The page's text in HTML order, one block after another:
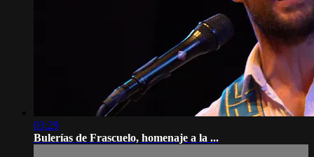
03:29
Bulerías de Frascuelo, homenaje a la ...